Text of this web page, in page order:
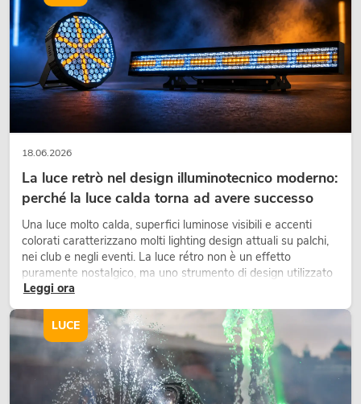
18.06.2026
La luce retrò nel design illuminotecnico moderno:
perché la luce calda torna ad avere successo
Una luce molto calda, superfici luminose visibili e accenti
colorati caratterizzano molti lighting design attuali su palchi,
nei club e negli eventi. La luce rétro non è un effetto
puramente nostalgico, ma uno strumento di design utilizzato
in modo consapevole: crea atmosfera, dona carattere alle
Leggi ora
LUCE